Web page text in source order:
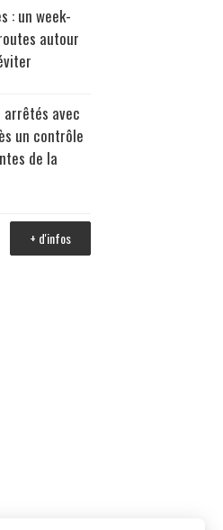
: un week-
autour
arrêtés avec
un contrôle
de la
+ d'infos